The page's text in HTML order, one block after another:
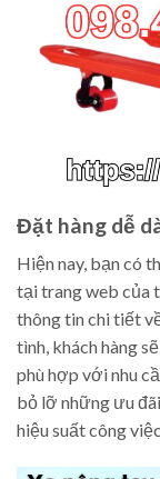
Đặt hàng dễ
Hiện nay, bạn có
tại trang web của
thông tin chi tiết
tình, khách hàng
phù hợp với nhu
bỏ lỡ những ưu
hiệu suất công